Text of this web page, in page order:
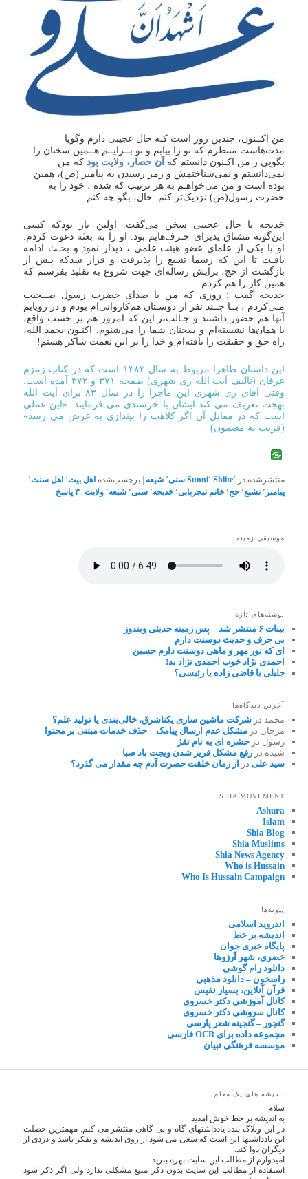
من اکــنون، چندین روز است‌ کـه حال عجیبی دارم وگویا
مدت‌هاست منتظرم که تو را بیابم و تو بــرایــم هــمین سخنان را
بگویی ر من اکـنون دانستم که آن حصار، ولایت بود که من
نمی‌دانستم و نمی‌شناختمش و رمز رسبدن به پیامبر (ص)، همین
بوده است و من می‌خواهـم به هر ترتیب که شده ، خود را به
حضرت رسول‌(ص) نزدیک‌تر کنم. حال، بگو چه کنم.
خدیجه با حال عجیبی سخن می‌گفت. اولین بار بودکه‌ کسی
این‌گونه مشتاق پذیرای حـرف‌هایم بود. او را به بعثه دعوت کردم‌.
او با یکی از علمای عضو هیئت علمی ، دیدار نمود و بحـث ادامه
یافـت تا این که رسما تشیع را پذیرفت و قرار شدکه پـس از
بازگشت از حج، برایش رساله‌ای جهت شروع به تقلید بفرستم که
همین کار را هم کردم.
خدیجه گفت : روزی که من با صدای حضرت رسول صــحبت
مـی‌کردم ، بــا چــند نفر از دوسـتان هم‌کاروانی‌ام بودم و در رویایم
آنها هم حضور داشتند و جـالب‌تر این که امروز هم بر حسب واقع،
با همان‌ها نشسته‌ام و سخنان شما را می‌شنوم. اکنـون بحمد الله،
راه حق و حقیقت را یافته‌ام و خدا را بر این نعمت شاکر هستم!
این داستان ظاهرا مربوط به سال ۱۳۸۲ است که در کتاب زمزم
عرفان (تالیف آیت الله ری شهری) صفحه ۳۷۱ و ۳۷۲ آمده است.
وقتی آقای ری شهری این ماجرا را در سال ۸۳ برای آیت الله
بهجت تعریف می کند ایشان با خرسندی می فرمایند: «این عملی
است که در مقابل آن اگر کلاهت را بیندازی به عرش می رسد»
(قریب به مضمون)
منتشرشده در Shiite٬ Sunni٬ سنی٬ شیعه |برچسب‌شده اهل بیت٬ اهل سنت٬
پیامبر ٬ تشیع٬ حج٬ خانم نیجریایی٬ خدیجه٬ سنی٬ شیعه٬ ولایت |۳ پاسخ
موسیقی زمینه
نوشته‌های تازه
بینات ۶ منتشر شد – پس زمینه حدیثی ویندوز
بی حرف و حدیث دوستت دارم
ای که نور مهر و ماهی دوستت دارم حسین
احمدی نژاد خوب احمدی نژاد بد!
جلیلی یا قاضی زاده یا رئیسی؟
آخرین دیدگاه‌ها
محمد درشرکت ماشین سازی یکتاشرق، خالی‌بندی یا تولید علم؟
مرجان درمشکل عدم ارسال پیامک – حذف خدمات مبتنی بر محتوا
رسول درحشره ای به نام تقژ
شیده دررفع مشکل فریز شدن ویجت باد صبا
سید علی در از زمان خلقت حضرت آدم چه مقدار می گذرد؟
SHIA MOVEMENT
Ashura
Islam
Shia Blog
Shia Muslims
Shia News Agency
Who is Hussain
Who Is Hussain Campaign
پیوندها
اندروید اسلامی
اندیشه بر خط
پایگاه خبری جوان
خضری، شهر آرزوها
دانلود رام گوشی
راسخون – دانلود مذهبی
قرآن آنلاین، بسیار نفیس
کانال آموزشی دکتر خسروی
کانال سروشی دکتر خسروی
گنجور – گنجینه شعر پارسی
مجموعه داده برای OCR فارسی
موسسه فرهنگی تبیان
اندیشه های یک معلم
سلام
به اندیشه بر خط خوش آمدید.
در این وبلاگ بنده یادداشتهای گاه و بی گاهی منتشر می کنم. مهمترین خصلت
این یادداشتها این است که سعی می شود از روی اندیشه و تفکر باشد و دردی از
دیگران دوا کند.
امیدوارم از مطالب این سایت بهره ببرید.
استفاده از مطالب این سایت بدون ذکر منبع مشکلی ندارد ولی اگر ذکر شود